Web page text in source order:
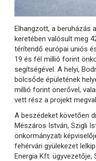
Elhangzott, a beruházás
keretében valósult meg
térítendő európai uniós
19 és fél millió forint
segítségével. A helyi,
bölcsőde épületének
millió forint önerővel,
vett rész a projekt
A beszédeket követően
Mészáros István, Szigli
önkormányzati
fehérvári gyülekezet
Energia Kft.